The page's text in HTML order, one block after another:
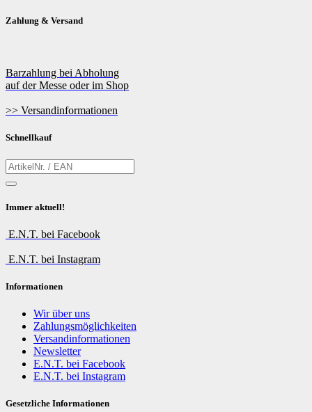
Zahlung & Versand
Barzahlung bei Abholung
auf der Messe oder im Shop
>> Versandinformationen
Schnellkauf
Immer aktuell!
E.N.T. bei Facebook
E.N.T. bei Instagram
Informationen
Wir über uns
Zahlungsmöglichkeiten
Versandinformationen
Newsletter
E.N.T. bei Facebook
E.N.T. bei Instagram
Gesetzliche Informationen